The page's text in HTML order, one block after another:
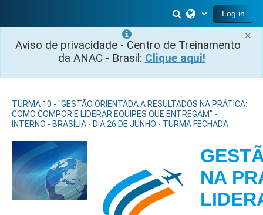
×
Aviso de privacidade - Centro de Treinamento
da ANAC - Brasil: Clique aqui!
Toggle search
Log in
TURMA 10 - "GESTÃO ORIENTADA A RESULTADOS NA PRÁTICA:
COMO COMPOR E LIDERAR EQUIPES QUE ENTREGAM" -
INTERNO - BRASÍLIA - DIA 26 DE JUNHO - TURMA FECHADA
NA